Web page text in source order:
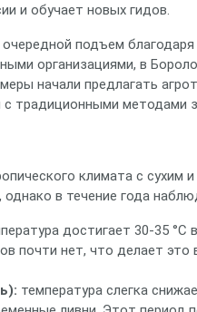
и обучает новых гидов.
подъем
организациями, в
начали предлагать
традиционными методами
климата с
однако в течение года
достигает 30‑35
почти нет, что делает
температура слегка